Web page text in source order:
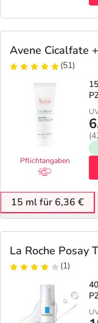
Avene Cicalfate
(51)
Pflichtangaben
15 ml für 6,36 €
La Roche Posay
(1)